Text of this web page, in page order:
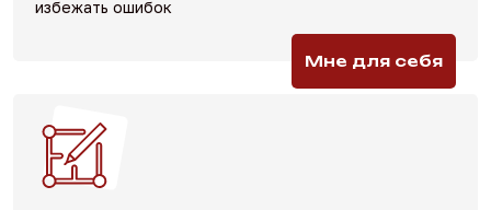
избежать ошибок
Мне для себя